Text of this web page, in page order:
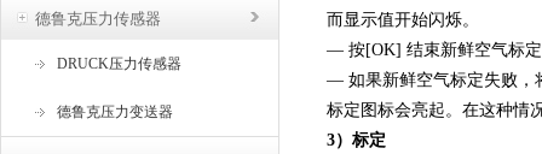
德鲁克压力传感器
DRUCK压力传感器
德鲁克压力变送器
而显示值开始闪烁。
— 按[OK] 结束新鲜空气标
— 如果新鲜空气标定失败，
标定图标会亮起。在这种情
3）标定